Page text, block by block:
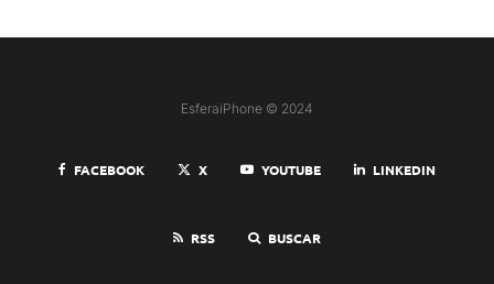
EsferaiPhone © 2024
FACEBOOK X YOUTUBE LINKEDIN
RSS BUSCAR